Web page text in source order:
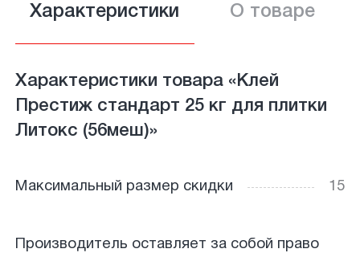
Характеристики О товаре
Характеристики товара «Клей
Престиж стандарт 25 кг для плитки
Литокс (56меш)»
Максимальный размер скидки 15
Производитель оставляет за собой право